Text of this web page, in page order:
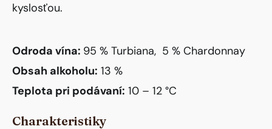
kyslosťou.
Odroda vína: 95 % Turbiana, 5 % Chardonnay
Obsah alkoholu: 13 %
Teplota pri podávaní: 10 – 12 °C
Charakteristiky